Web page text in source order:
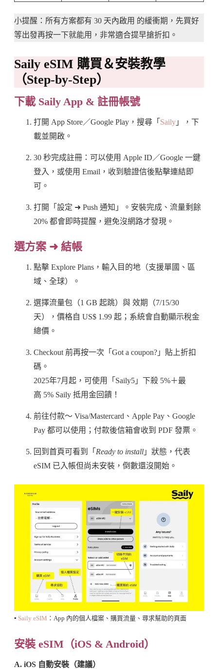
小提醒：所有方案都有 30 天內啟用 的緩衝期，先買好
等出發再按一下就能用，非常適合提早搶折扣。
Saily eSIM 購買＆安裝教學
（Step-by-Step）
下載 Saily App & 註冊帳號
打開 App Store／Google Play，搜尋「 Saily 」，下
載並開啟。
30 秒完成註冊：可以使用 Apple ID／Google 一鍵
登入，或使用 Email，收到驗證信後點擊連結即
可。
打開「設定 ➜ Push 通知」。安裝完成、流量剩餘
20% 都會即時提醒，避免沒網路才發現。
選方案 ➜ 結帳
點擊 Explore Plans，輸入目的地（支援單國、區
域、全球）。
選擇流量包（1 GB 起跳）與 效期（7/15/30
天），價格自 US$ 1.99 起；系統會自動顯示稅金
總價。
Checkout 前再按一次「Got a coupon?」貼上折扣
碼。
2025年7月起，可使用「Saily5」下殺 5%＋最
高 5% Saily 抵用金回饋！
前往付款～ Visa/Mastercard、Apple Pay、Google
Pay 都可以使用；付款後信箱會收到 PDF 發票。
回到首頁可看到「 Ready to install 」狀態，代表
eSIM 已入帳但尚未安裝，倒數還沒開始。
▪️ Saily eSIM ：App 內的個人檔案、購買流量、尋求幫助的頁面
安裝 eSIM（iOS & Android）
A. iOS 自動安裝（建議）